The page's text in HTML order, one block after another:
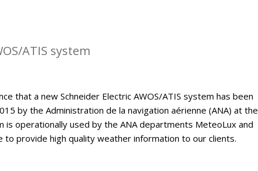
ATIS system
that a new Schneider Electric AWOS/ATIS system has been
by the Administration de la navigation aérienne (ANA) at the
is operationally used by the ANA departments MeteoLux and
to provide high quality weather information to our clients.